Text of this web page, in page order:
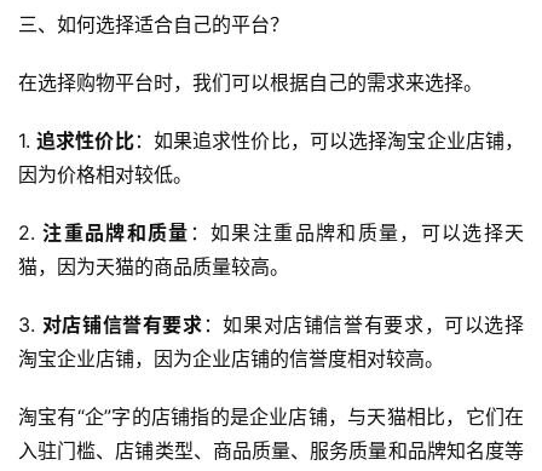
三、如何选择适合自己的平台？
在选择购物平台时，我们可以根据自己的需求来选择。
1. 追求性价比：如果追求性价比，可以选择淘宝企业店铺，
因为价格相对较低。
2. 注重品牌和质量 ：如果注重品牌和质量，可以选择天
猫，因为天猫的商品质量较高。
3. 对店铺信誉有要求 ：如果对店铺信誉有要求，可以选择
淘宝企业店铺，因为企业店铺的信誉度相对较高。
淘宝有“企”字的店铺指的是企业店铺，与天猫相比，它们在
入驻门槛、店铺类型、商品质量、服务质量和品牌知名度等